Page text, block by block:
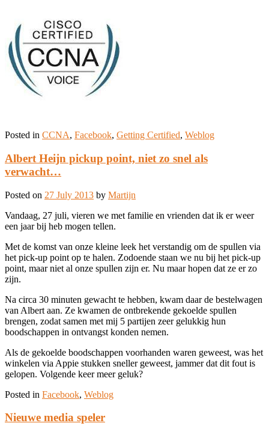
Posted in CCNA, Facebook, Getting Certified, Weblog
Albert Heijn pickup point, niet zo snel als
verwacht…
Posted on 27 July 2013 by Martijn
Vandaag, 27 juli, vieren we met familie en vrienden dat ik er weer
een jaar bij heb mogen tellen.
Met de komst van onze kleine leek het verstandig om de spullen via
het pick-up point op te halen. Zodoende staan we nu bij het pick-up
point, maar niet al onze spullen zijn er. Nu maar hopen dat ze er zo
zijn.
Na circa 30 minuten gewacht te hebben, kwam daar de bestelwagen
van Albert aan. Ze kwamen de ontbrekende gekoelde spullen
brengen, zodat samen met mij 5 partijen zeer gelukkig hun
boodschappen in ontvangst konden nemen.
Als de gekoelde boodschappen voorhanden waren geweest, was het
winkelen via Appie stukken sneller geweest, jammer dat dit fout is
gelopen. Volgende keer meer geluk?
Posted in Facebook, Weblog
Nieuwe media speler